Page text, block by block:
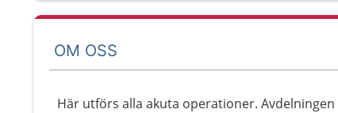
OM OSS
Här utförs alla akuta operationer. Avdelningen